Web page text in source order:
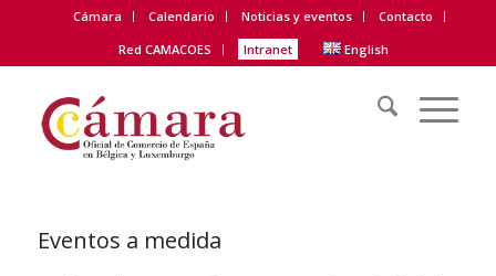
Cámara Calendario Noticias y eventos
Contacto
Red CAMACOES
Intranet English
Eventos a medida